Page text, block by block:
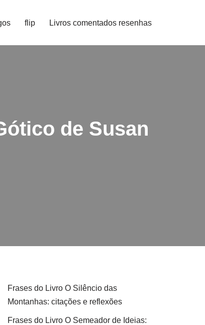
flip Livros comentados resenhas
de Susan
Frases do Livro O Silêncio das
Montanhas: citações e reflexões
Frases do Livro O Semeador de Ideias: